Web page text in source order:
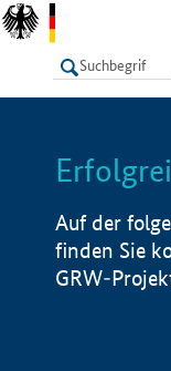
LISTE
Auf der
finden Sie
GRW-